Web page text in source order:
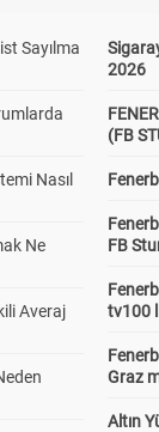
Sayılma
Nasıl
Ne
Averaj
2026
(FB
FB
tv100
Graz
Altın